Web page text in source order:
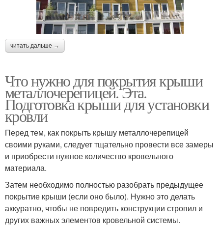
читать дальше →
Что нужно для покрытия крыши
металлочерепицей. Эта.
Подготовка крыши для установки
кровли
Перед тем, как покрыть крышу металлочерепицей
своими руками, следует тщательно провести все замеры
и приобрести нужное количество кровельного
материала.
Затем необходимо полностью разобрать предыдущее
покрытие крыши (если оно было). Нужно это делать
аккуратно, чтобы не повредить конструкции стропил и
других важных элементов кровельной системы.